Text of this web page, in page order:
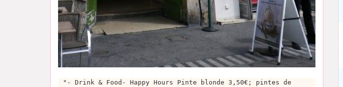
"- Drink & Food- Happy Hours Pinte blonde 3,50€; pintes de